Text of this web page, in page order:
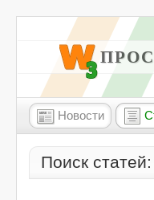
W3
Новости
Поиск